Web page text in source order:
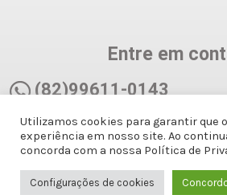
Entre em
(82)99611-0143
(82)99611-0143
Utilizamos cookies para garantir que
experiência em nosso site. Ao
concorda com a nossa Política de
Configurações de cookies